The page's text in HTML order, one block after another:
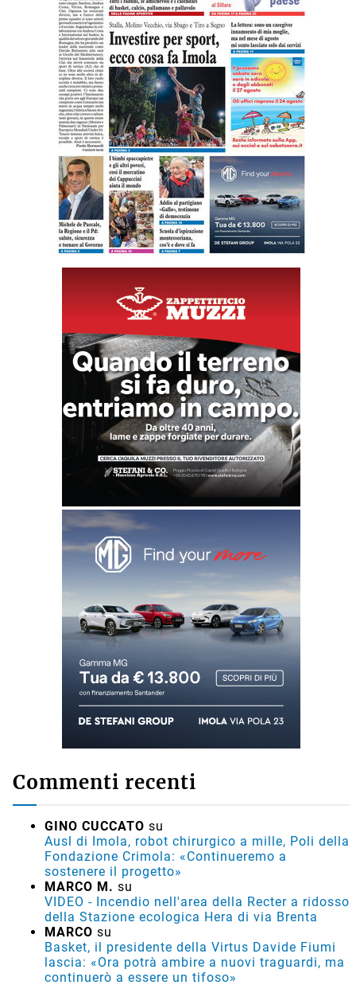
Commenti recenti
GINO CUCCATO su
Ausl di Imola, robot chirurgico a mille, Poli della
Fondazione Crimola: «Continueremo a
sostenere il progetto»
MARCO M. su
VIDEO - Incendio nell'area della Recter a ridosso
della Stazione ecologica Hera di via Brenta
MARCO su
Basket, il presidente della Virtus Davide Fiumi
lascia: «Ora potrà ambire a nuovi traguardi, ma
continuerò a essere un tifoso»